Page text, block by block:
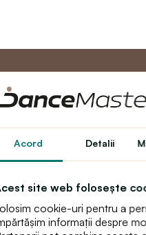
Acord Detalii
site web folosește
cookie-uri pentru a
informații despre
generale
a
personal
Contul meu
Istoric